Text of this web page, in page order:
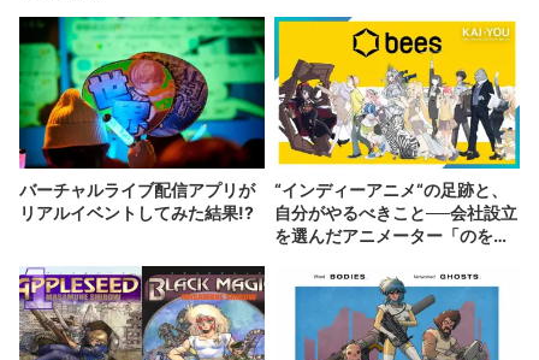
バーチャルライブ配信アプリが
リアルイベントしてみた結果!?
“インディーアニメ“の足跡と、
自分がやるべきこと──会社設立
を選んだアニメーター「のを